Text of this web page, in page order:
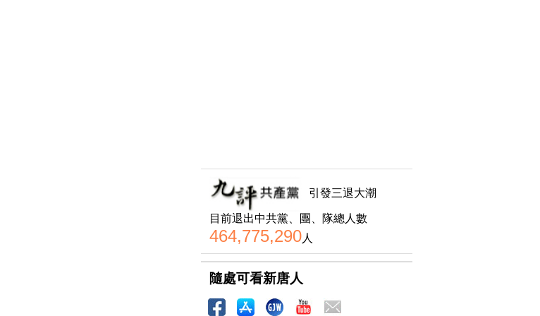
引發三退大潮
目前退出中共黨、團、隊總人數
464,775,290人
隨處可看新唐人